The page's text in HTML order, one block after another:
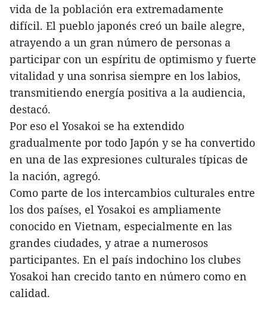
vida de la población era extremadamente
difícil. El pueblo japonés creó un baile alegre,
atrayendo a un gran número de personas a
participar con un espíritu de optimismo y fuerte
vitalidad y una sonrisa siempre en los labios,
transmitiendo energía positiva a la audiencia,
destacó.
Por eso el Yosakoi se ha extendido
gradualmente por todo Japón y se ha convertido
en una de las expresiones culturales típicas de
la nación, agregó.
Como parte de los intercambios culturales entre
los dos países, el Yosakoi es ampliamente
conocido en Vietnam, especialmente en las
grandes ciudades, y atrae a numerosos
participantes. En el país indochino los clubes
Yosakoi han crecido tanto en número como en
calidad.